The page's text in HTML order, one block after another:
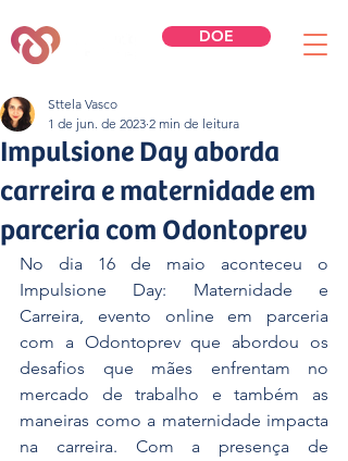
DOE
Impulsione Day aborda
carreira e maternidade em
parceria com Odontoprev
Sttela Vasco
1 de jun. de 2023 2 min de leitura
No dia 16 de maio aconteceu o
Impulsione Day: Maternidade e
Carreira, evento online em parceria
com a Odontoprev que abordou os
desafios que mães enfrentam no
mercado de trabalho e também as
maneiras como a maternidade impacta
na carreira. Com a presença de